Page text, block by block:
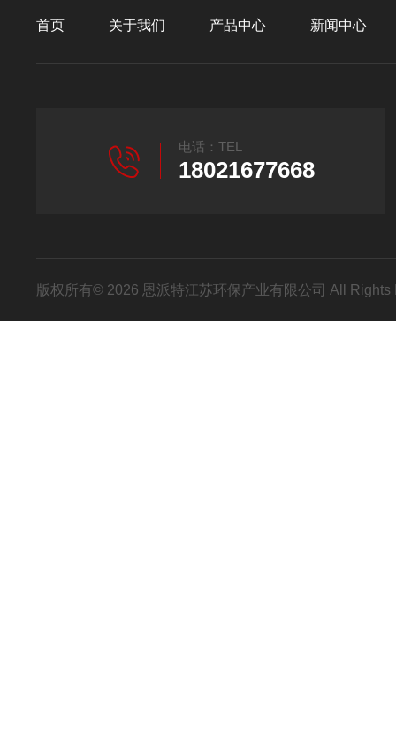
首页 关于我们 产品中心 新闻中心
电话：TEL
18021677668
版权所有© 2026 恩派特江苏环保产业有限公司 All